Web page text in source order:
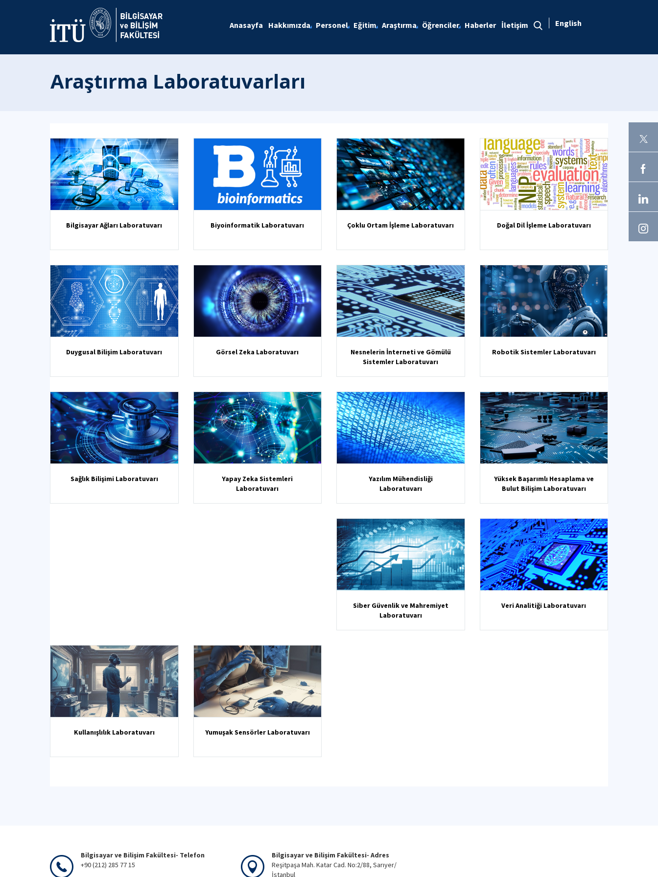
Anasayfa Hakkımızda Personel Eğitim Araştırma Öğrenciler Haberler İletişim English
Araştırma Laboratuvarları
Bilgisayar Ağları Laboratuvarı Biyoinformatik Laboratuvarı Çoklu Ortam İşleme Laboratuvarı Doğal Dil İşleme Laboratuvarı
Duygusal Bilişim Laboratuvarı Görsel Zeka Laboratuvarı
Nesnelerin İnterneti ve Gömülü
Sistemler Laboratuvarı
Robotik Sistemler Laboratuvarı
Sağlık Bilişimi Laboratuvarı
Yapay Zeka Sistemleri
Laboratuvarı
Yazılım Mühendisliği
Laboratuvarı
Yüksek Başarımlı Hesaplama ve
Bulut Bilişim Laboratuvarı
Siber Güvenlik ve Mahremiyet
Laboratuvarı
Veri Analitiği Laboratuvarı
Kullanışlılık Laboratuvarı Yumuşak Sensörler Laboratuvarı
Bilgisayar ve Bilişim Fakültesi- Telefon
+90 (212) 285 77 15
Bilgisayar ve Bilişim Fakültesi- Adres
Reşitpaşa Mah. Katar Cad. No:2/88, Sarıyer/
İstanbul